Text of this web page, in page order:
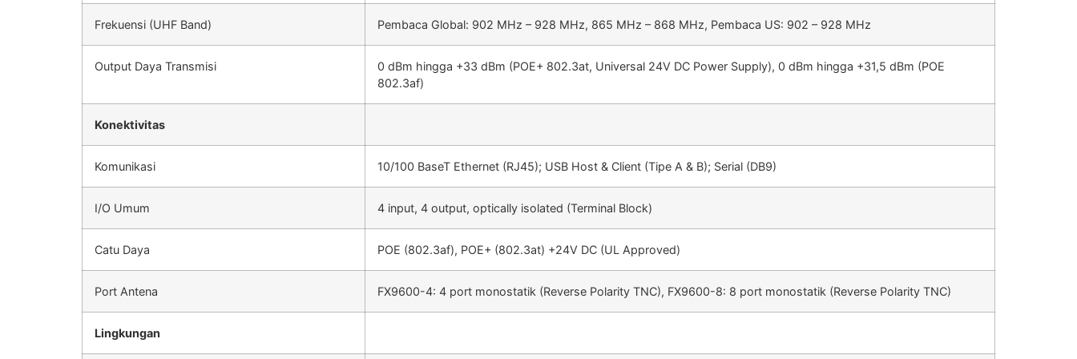
Frekuensi (UHF Band) Pembaca Global: 902 MHz – 928 MHz, 865 MHz – 868 MHz, Pembaca US: 902 – 928 MHz
Output Daya Transmisi
0 dBm hingga +33 dBm (POE+ 802.3at, Universal 24V DC Power Supply), 0 dBm hingga +31,5 dBm (POE
802.3af)
Konektivitas
Komunikasi 10/100 BaseT Ethernet (RJ45); USB Host & Client (Tipe A & B); Serial (DB9)
I/O Umum 4 input, 4 output, optically isolated (Terminal Block)
Catu Daya POE (802.3af), POE+ (802.3at) +24V DC (UL Approved)
Port Antena FX9600-4: 4 port monostatik (Reverse Polarity TNC), FX9600-8: 8 port monostatik (Reverse Polarity TNC)
Lingkungan